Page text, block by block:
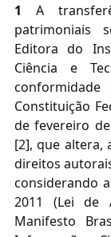
1 A
patrimoniais
Editora do
Ciência e
conformidade
Constituição
de fevereiro
[2], que altera,
direitos
considerando a
2011
(Lei de
Manifesto